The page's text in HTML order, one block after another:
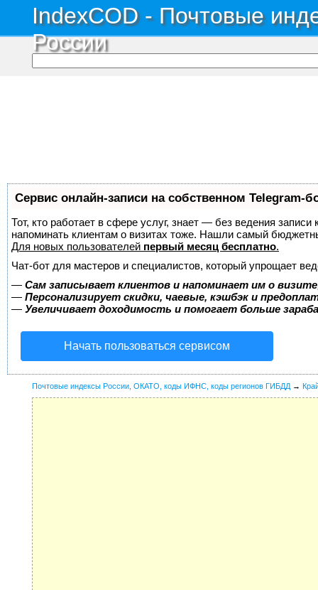
IndexCOD - Почтовые
России
Сервис онлайн-записи на собственном Telegram-
Тот, кто работает в сфере услуг, знает — без ведения
напоминать клиентам о визитах тоже. Нашли самый
Для новых пользователей первый месяц бесплатно.
Чат-бот для мастеров и специалистов, который упрощает
— Сам записывает клиентов и напоминает им о
— Персонализирует скидки, чаевые, кэшбэк и
— Увеличивает доходимость и помогает больше
Начать пользоваться сервисом
Почтовые индексы России, ОКАТО, коды ИФНС, коды регионов ГИБДД →